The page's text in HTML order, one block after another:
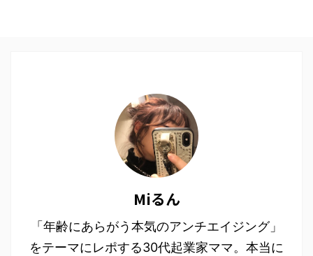
Miるん
「年齢にあらがう本気のアンチエイジング」
をテーマにレポする30代起業家ママ。本当に